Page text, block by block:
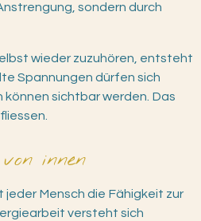
sondern durch
wieder zuzuhören, entsteht
Spannungen dürfen sich
können sichtbar werden. Das
innen
Mensch die Fähigkeit zur
versteht sich